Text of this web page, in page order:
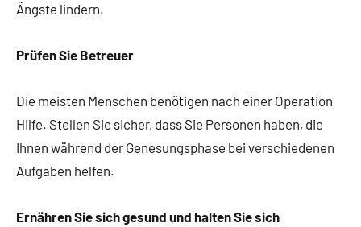
Ängste lindern.
Prüfen Sie Betreuer
Die meisten Menschen benötigen nach einer Operation
Hilfe. Stellen Sie sicher, dass Sie Personen haben, die
Ihnen während der Genesungsphase bei verschiedenen
Aufgaben helfen.
Ernähren Sie sich gesund und halten Sie sich